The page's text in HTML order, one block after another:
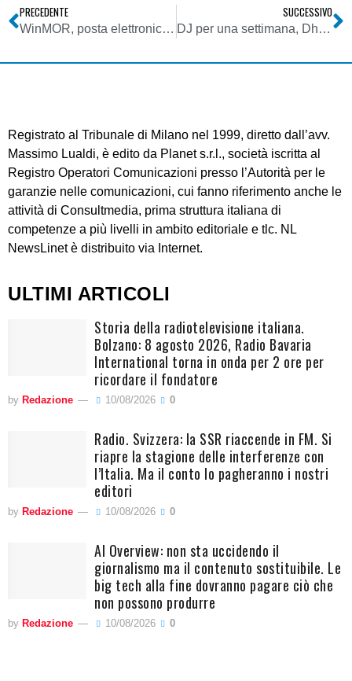
PRECEDENTE
WinMOR, posta elettronica in HF senza modem
SUCCESSIVO
DJ per una settimana, Dheena entra nel Guiness
Registrato al Tribunale di Milano nel 1999, diretto dall’avv.
Massimo Lualdi, è edito da Planet s.r.l., società iscritta al
Registro Operatori Comunicazioni presso l’Autorità per le
garanzie nelle comunicazioni, cui fanno riferimento anche le
attività di Consultmedia, prima struttura italiana di
competenze a più livelli in ambito editoriale e tlc. NL
NewsLinet è distribuito via Internet.
ULTIMI ARTICOLI
Storia della radiotelevisione italiana.
Bolzano: 8 agosto 2026, Radio Bavaria
International torna in onda per 2 ore per
ricordare il fondatore
by Redazione 10/08/2026 0
Radio. Svizzera: la SSR riaccende in FM. Si
riapre la stagione delle interferenze con
l’Italia. Ma il conto lo pagheranno i nostri
editori
by Redazione 10/08/2026 0
AI Overview: non sta uccidendo il
giornalismo ma il contenuto sostituibile. Le
big tech alla fine dovranno pagare ciò che
non possono produrre
by Redazione 10/08/2026 0